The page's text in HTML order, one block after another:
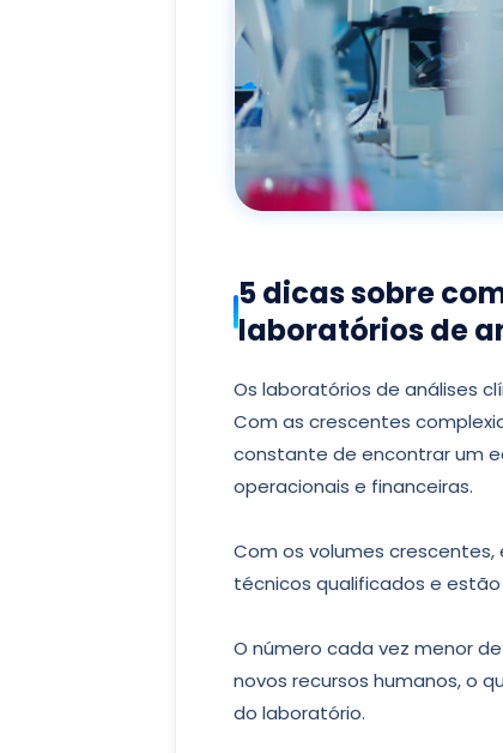
5 dicas sobre
laboratórios de
Os laboratórios de análises
Com as crescentes
constante de encontrar um
operacionais e financeiras.
Com os volumes
técnicos qualificados e
O número cada vez menor
novos recursos humanos, o
do laboratório.